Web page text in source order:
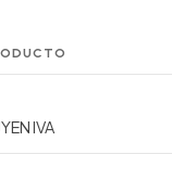
IVA